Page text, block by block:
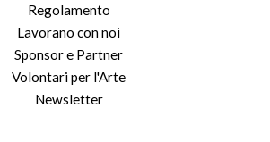
Regolamento
Lavorano con noi
Sponsor e Partner
Volontari per l'Arte
Newsletter